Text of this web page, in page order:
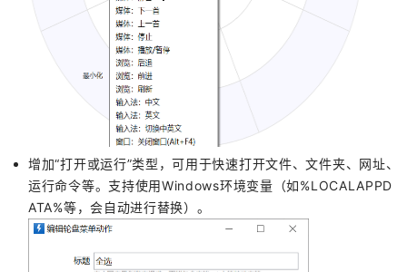
增加“打开或运行”类型，可用于快速打开文件、文件夹、网址、
运行命令等。支持使用Windows环境变量（如%LOCALAPPD
ATA%等，会自动进行替换）。